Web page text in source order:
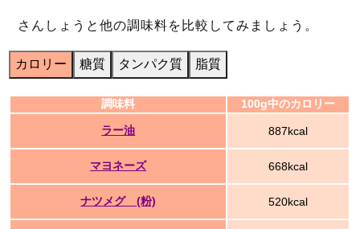
さんしょうと他の調味料を比較してみましょう。
カロリー 糖質 タンパク質 脂質
調味料 100g中のカロリー
ラー油 887kcal
マヨネーズ 668kcal
ナツメグ (粉) 520kcal